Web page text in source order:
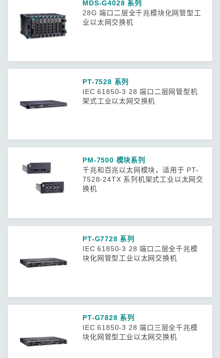
MDS-G4028 系列
28G 端口二层全千兆模块化网管型工
业以太网交换机
PT-7528 系列
IEC 61850-3 28 端口二层网管型机
架式工业以太网交换机
PM-7500 模块系列
千兆和百兆以太网模块，适用于 PT-
7528-24TX 系列机架式工业以太网交
换机
PT-G7728 系列
IEC 61850-3 28 端口二层全千兆模
块化网管型工业以太网交换机
PT-G7828 系列
IEC 61850-3 28 端口三层全千兆模
块化网管型工业以太网交换机